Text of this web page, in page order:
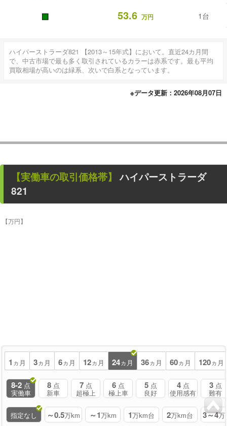
■ 53.6 万円 1台
ハイパーストラーダ821 【2013～15年式】において。直近24カ月間
で、中古市場で最も多く取引されているカラーは赤系です。最も平均
買取相場が高いのは緑系、次いで白系となっています。
※データ更新：2026年08月07日
【実働車の取引価格帯】 ハイパーストラーダ
821
【万円】
1 ヵ月 3ヵ月 6ヵ月 12ヵ月 24ヵ月 36ヵ月 60ヵ月 120ヵ月
8-2 点
実働車
8 点
新車
7 点
超極上
6 点
極上車
5 点
良好
4 点
使用感有
3 点
難有
指定なし ～0.5万km ～1万km 1万km台 2万km台 3～4万